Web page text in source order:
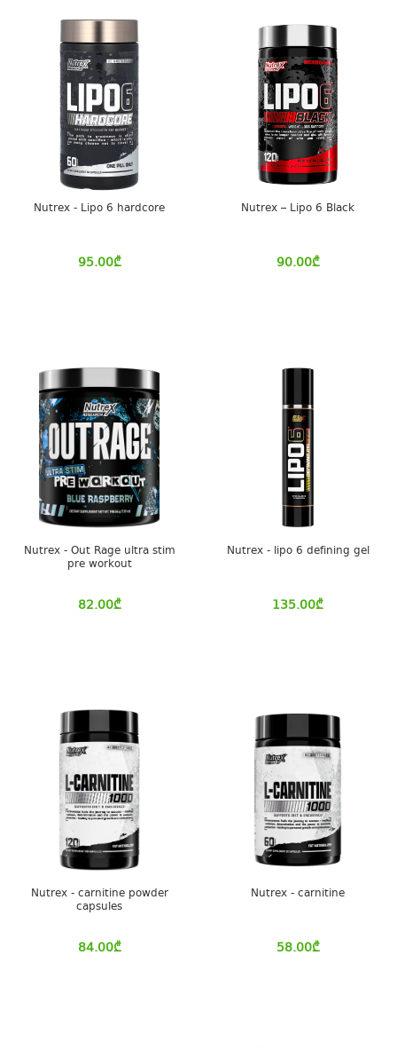
Nutrex - Lipo 6 hardcore
95.00₾
Nutrex – Lipo 6 Black
90.00₾
Nutrex - Out Rage ultra stim
pre workout
82.00₾
Nutrex - lipo 6 defining gel
135.00₾
Nutrex - carnitine powder
capsules
84.00₾
Nutrex - carnitine
58.00₾